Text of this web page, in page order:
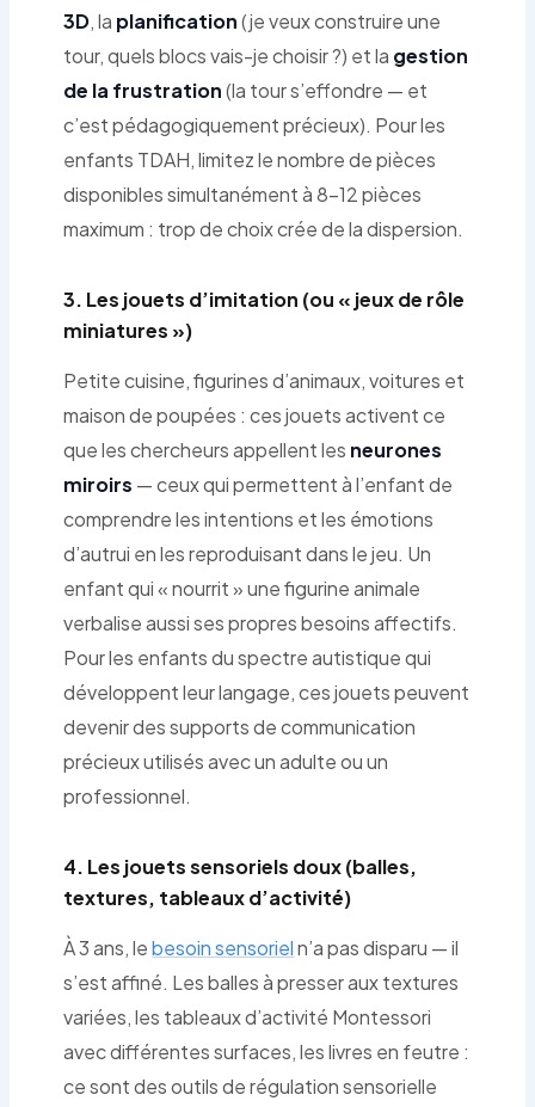
3D, la planification(je veux construire une
tour, quels blocs vais-je choisir ?) et la gestion
de la frustration(la tour s’effondre — et
c’est pédagogiquement précieux). Pour les
enfants TDAH, limitez le nombre de pièces
disponibles simultanément à 8-12 pièces
maximum : trop de choix crée de la dispersion.
3. Les jouets d’imitation (ou « jeux de rôle
miniatures »)
Petite cuisine, figurines d’animaux, voitures et
maison de poupées : ces jouets activent ce
que les chercheurs appellent les neurones
miroirs — ceux qui permettent à l’enfant de
comprendre les intentions et les émotions
d’autrui en les reproduisant dans le jeu. Un
enfant qui « nourrit » une figurine animale
verbalise aussi ses propres besoins affectifs.
Pour les enfants du spectre autistique qui
développent leur langage, ces jouets peuvent
devenir des supports de communication
précieux utilisés avec un adulte ou un
professionnel.
4. Les jouets sensoriels doux (balles,
textures, tableaux d’activité)
À 3 ans, lebesoin sensorieln’a pas disparu — il
s’est affiné. Les balles à presser aux textures
variées, les tableaux d’activité Montessori
avec différentes surfaces, les livres en feutre :
ce sont des outils de régulation sensorielle